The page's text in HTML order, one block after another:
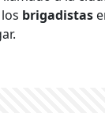
brigadistas